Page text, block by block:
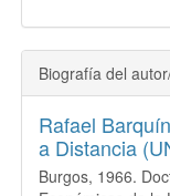
Biografía del
Rafael
a Distancia
Burgos, 1966.